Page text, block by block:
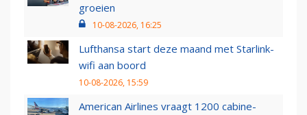
groeien
10-08-2026, 16:25
Lufthansa start deze maand met Starlink-
wifi aan boord
10-08-2026, 15:59
American Airlines vraagt 1200 cabine-